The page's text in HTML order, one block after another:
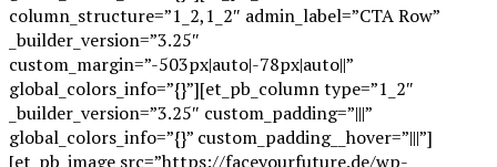
column_structure=”1_2,1_2″ admin_label=”CTA Row”
_builder_version=”3.25″
custom_margin=”-503px|auto|-78px|auto||”
global_colors_info=”{}”][et_pb_column type=”1_2″
_builder_version=”3.25″ custom_padding=”|||”
global_colors_info=”{}” custom_padding__hover=”|||”]
[et_pb_image src=”https://faceyourfuture.de/wp-